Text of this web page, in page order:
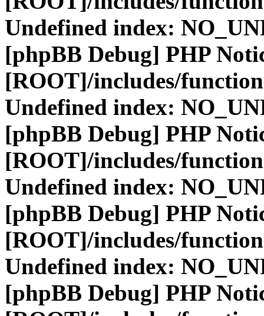
Undefined index:
[phpBB Debug] PHP
[ROOT]/includes/
Undefined index:
[phpBB Debug] PHP
[ROOT]/includes/
Undefined index:
[phpBB Debug] PHP
[ROOT]/includes/
Undefined index:
[phpBB Debug] PHP